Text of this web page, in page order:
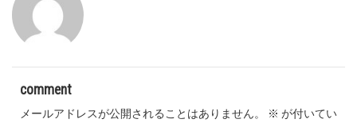
comment
メールアドレスが公開されることはありません。 ※ が付いてい